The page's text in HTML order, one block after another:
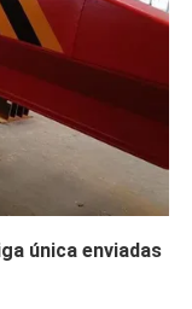
única enviadas